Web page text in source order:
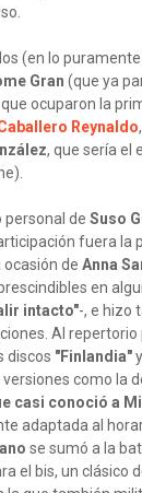
(en lo
Gran (que ya
ocuparon la
Reynaldo
, que sería el
personal de Suso
fuera la
de Anna
en
intacto"-, e hizo
Al repertorio
discos "Finlandia"y
como la
casi conoció a
adaptada al
se sumó a la
el bis, un clásico